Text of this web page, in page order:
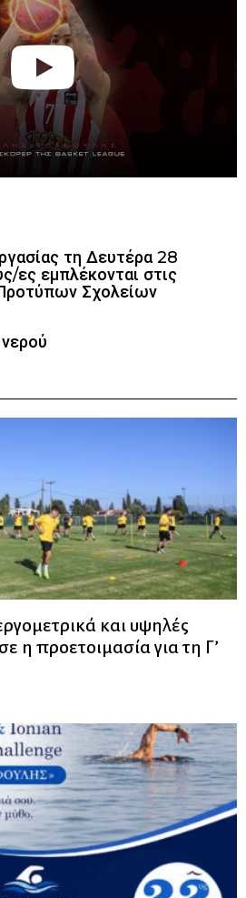
τη Δευτέρα 28
ες εμπλέκονται στις
Σχολείων
και υψηλές
η προετοιμασία για τη Γ’